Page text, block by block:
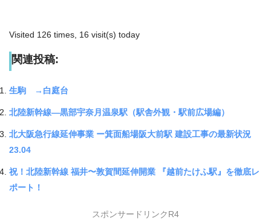
Visited 126 times, 16 visit(s) today
関連投稿:
生駒 →白庭台
北陸新幹線―黒部宇奈月温泉駅（駅舎外観・駅前広場編）
北大阪急行線延伸事業 ー箕面船場阪大前駅 建設工事の最新状況
23.04
祝！北陸新幹線 福井〜敦賀間延伸開業 『越前たけふ駅』を徹底レ
ポート！
スポンサードリンクR4